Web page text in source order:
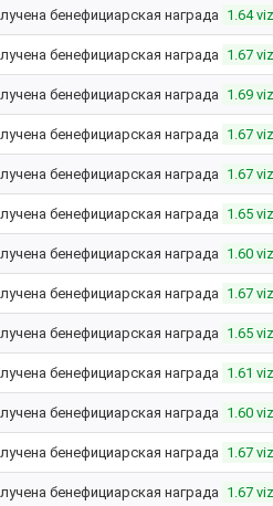
бенефициарская награда 1.64 viz
бенефициарская награда 1.67 viz
бенефициарская награда 1.69 viz
бенефициарская награда 1.67 viz
бенефициарская награда 1.67 viz
бенефициарская награда 1.65 viz
бенефициарская награда 1.60 viz
бенефициарская награда 1.67 viz
бенефициарская награда 1.65 viz
бенефициарская награда 1.61 viz
бенефициарская награда 1.60 viz
бенефициарская награда 1.67 viz
бенефициарская награда 1.67 viz